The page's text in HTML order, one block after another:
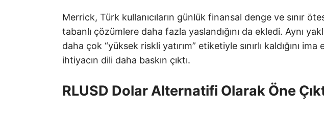
Merrick, Türk kullanıcıların günlük finansal denge ve sınır
tabanlı çözümlere daha fazla yaslandığını da ekledi. Aynı
daha çok “yüksek riskli yatırım” etiketiyle sınırlı kaldığını
ihtiyacın dili daha baskın çıktı.
RLUSD Dolar Alternatifi Olarak Öne